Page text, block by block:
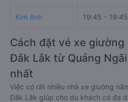
Kim Anh 19:45 - 19:45
Cách đặt vé xe giường
Đắk Lắk từ Quảng
nhất
Việc có rất nhiều nhà xe giường
Đắk Lắk giúp cho du khách có đa